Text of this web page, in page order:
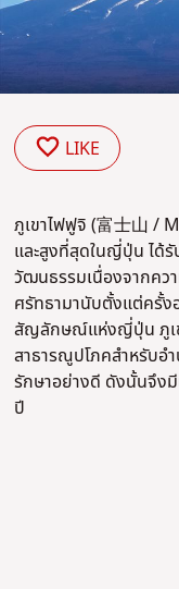
LIKE
ภูเขาไฟฟูจิ (富士山 /
และสูงที่สุดในญี่ปุ่น ได้
วัฒนธรรมเนื่องจากคว
ศรัทธามานับตั้งแต่ครั้ง
สัญลักษณ์แห่งญี่ปุ่น ภูเข
สาธารณูปโภคสำหรับอ
รักษาอย่างดี ดังนั้นจึง
ปี